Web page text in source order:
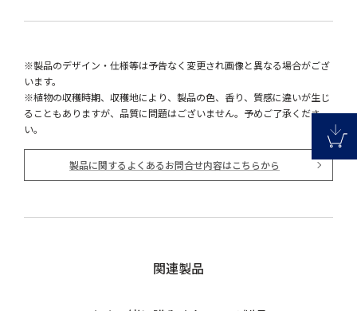
※製品のデザイン・仕様等は予告なく変更され画像と異なる場合がござ
います。
※植物の収穫時期、収穫地により、製品の色、香り、質感に違いが生じ
ることもありますが、品質に問題はございません。予めご了承くださ
い。
製品に関するよくあるお問合せ内容はこちらから
関連製品